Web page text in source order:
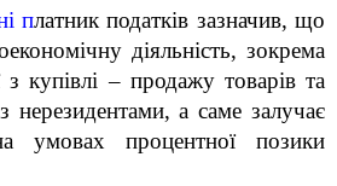
платник податків зазначив, що
діяльність, зокрема
з купівлі– продажу товарів та
нерезидентами, а саме залучає
умовах процентної позики